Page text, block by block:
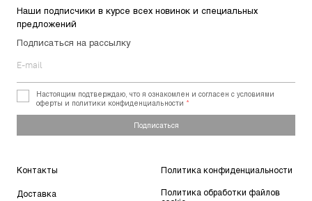
Наши подписчики в курсе всех новинок и специальных
предложений
Подписаться на рассылку
Настоящим подтверждаю, что я ознакомлен и согласен с условиями
оферты и политики конфиденциальности *
Подписаться
Контакты
Доставка
Политика конфиденциальности
Политика обработки файлов